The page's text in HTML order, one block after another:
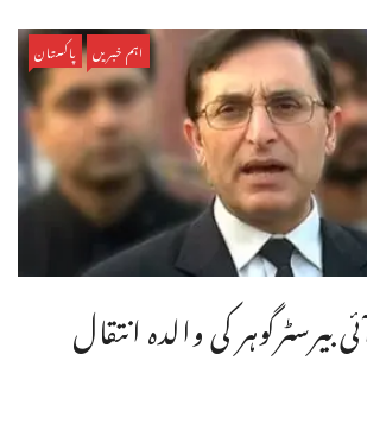
اہم خبریں پاکستان
بیرسٹرگوہر کی والدہ انتقال